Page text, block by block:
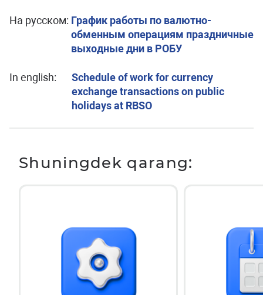
На русском: График работы по валютно-
обменным операциям праздничные
выходные дни в РОБУ
In english:
Schedule of work for currency
exchange transactions on public
holidays at RBSO
Shuningdek qarang: